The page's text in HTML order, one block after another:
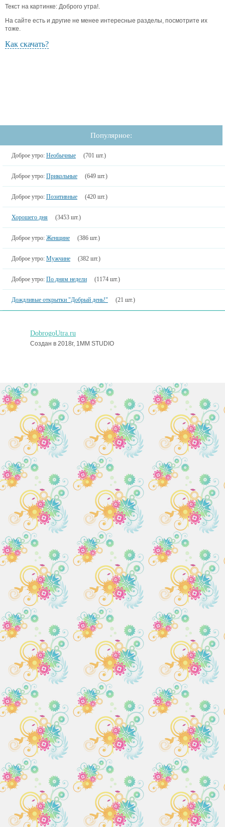
Текст на картинке: Доброго утра!.
На сайте есть и другие не менее интересные разделы, посмотрите их
тоже.
Как скачать?
Популярное:
Доброе утро: Необычные (701 шт.)
Доброе утро: Прикольные (649 шт.)
Доброе утро: Позитивные (420 шт.)
Хорошего дня (3453 шт.)
Доброе утро: Женщине (386 шт.)
Доброе утро: Мужчине (382 шт.)
Доброе утро: По дням недели (1174 шт.)
Дождливые открытки "Добрый день!" (21 шт.)
DobrogoUtra.ru
Создан в 2018г, 1MM STUDIO